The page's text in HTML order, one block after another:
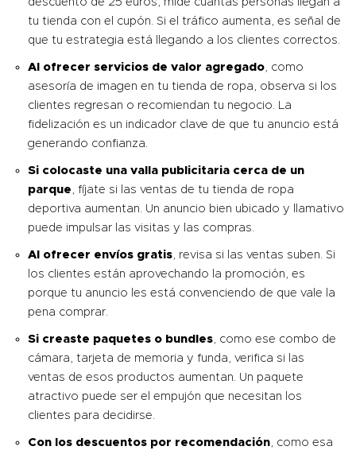
tu tienda con el cupón. Si el tráfico aumenta, es señal de
que tu estrategia está llegando a los clientes correctos.
Al ofrecer servicios de valor agregado , como
asesoría de imagen en tu tienda de ropa, observa si los
clientes regresan o recomiendan tu negocio. La
fidelización es un indicador clave de que tu anuncio está
generando confianza.
Si colocaste una valla publicitaria cerca de un
parque , fíjate si las ventas de tu tienda de ropa
deportiva aumentan. Un anuncio bien ubicado y llamativo
puede impulsar las visitas y las compras.
Al ofrecer envíos gratis , revisa si las ventas suben. Si
los clientes están aprovechando la promoción, es
porque tu anuncio les está convenciendo de que vale la
pena comprar.
Si creaste paquetes o bundles , como ese combo de
cámara, tarjeta de memoria y funda, verifica si las
ventas de esos productos aumentan. Un paquete
atractivo puede ser el empujón que necesitan los
clientes para decidirse.
Con los descuentos por recomendación , como esa